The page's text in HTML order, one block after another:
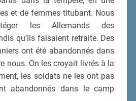
et de femmes titubant. Nous
les Allemands des
qu’ils faisaient retraite. Des
ont été abandonnés dans
nous. On les croyait livrés à la
les soldats ne les ont pas
abandonnés dans le camp